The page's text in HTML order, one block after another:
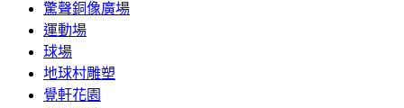
驚聲銅像廣場
運動場
球場
地球村雕塑
覺軒花園